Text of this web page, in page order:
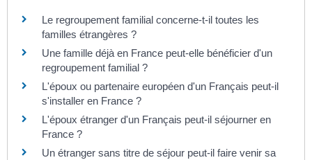
Le regroupement familial concerne-t-il toutes les
familles étrangères ?
Une famille déjà en France peut-elle bénéficier d'un
regroupement familial ?
L'époux ou partenaire européen d'un Français peut-il
s'installer en France ?
L'époux étranger d'un Français peut-il séjourner en
France ?
Un étranger sans titre de séjour peut-il faire venir sa